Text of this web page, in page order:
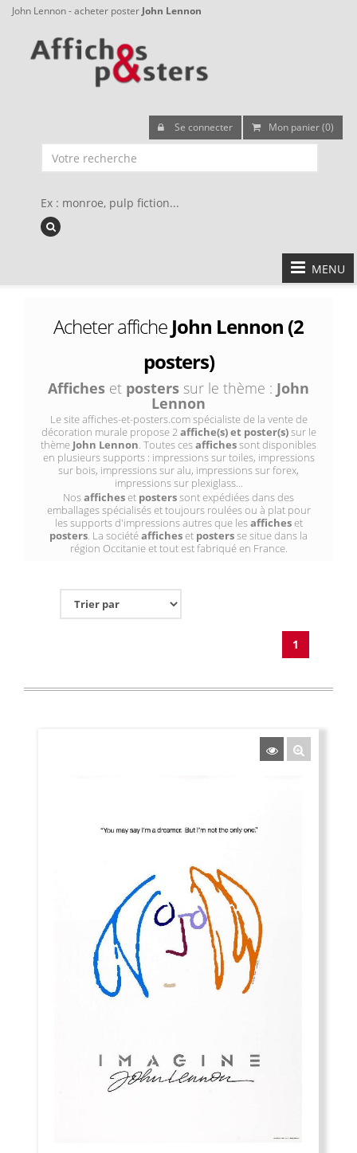
John Lennon - acheter poster John Lennon
Se connecter Mon panier (0)
Ex : monroe, pulp fiction...
MENU
Acheter affiche John Lennon (2
posters)
Affiches et posters sur le thème : John
Lennon
Le site affiches-et-posters.com spécialiste de la vente de
décoration murale propose 2affiche(s) et poster(s)sur le
thème John Lennon. Toutes cesaffichessont disponibles
en plusieurs supports : impressions sur toiles, impressions
sur bois, impressions sur alu, impressions sur forex,
impressions sur plexiglass...
Nosafficheset posterssont expédiées dans des
emballages spécialisés et toujours roulées ou à plat pour
les supports d'impressions autres que lesafficheset
posters. La sociétéafficheset postersse situe dans la
région Occitanie et tout est fabriqué en France.
1